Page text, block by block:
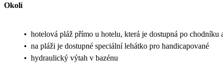
Okolí
• hotelová pláž přímo u hotelu, která je dostupná po chodníku
• na pláži je dostupné speciální lehátko pro handicapované
• hydraulický výtah v bazénu